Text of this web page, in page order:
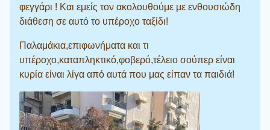
φεγγάρι ! Και εμείς τον ακολουθούμε με ενθουσιώδη
διάθεση σε αυτό το υπέροχο ταξίδι!
Παλαμάκια,επιφωνήματα και τι
υπέροχο,καταπληκτικό,φοβερό,τέλειο σούπερ είναι
κυρία είναι λίγα από αυτά που μας είπαν τα παιδιά!